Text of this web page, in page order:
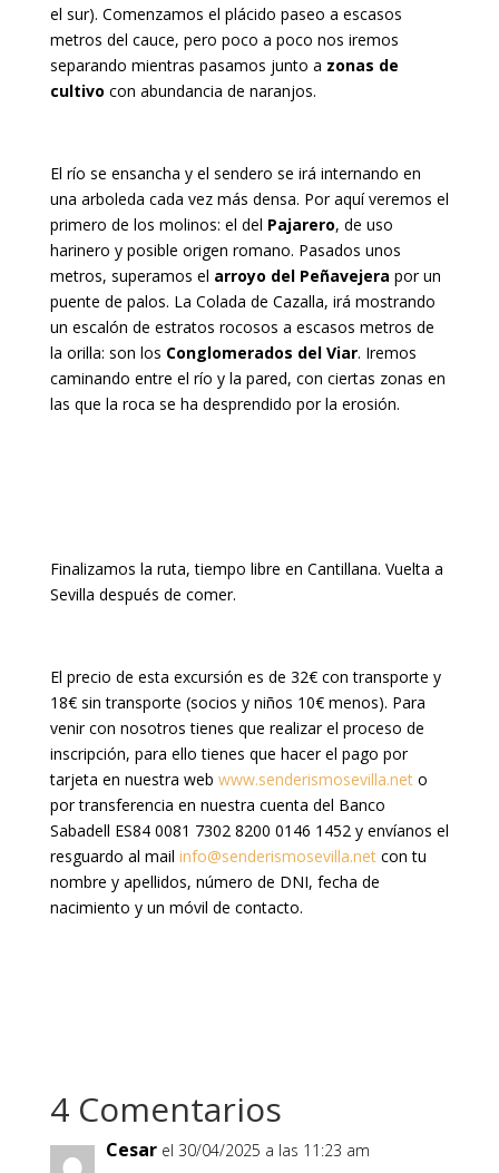
el sur). Comenzamos el plácido paseo a escasos
metros del cauce, pero poco a poco nos iremos
separando mientras pasamos junto a zonas de
cultivo con abundancia de naranjos.
El río se ensancha y el sendero se irá internando en
una arboleda cada vez más densa. Por aquí veremos el
primero de los molinos: el del Pajarero, de uso
harinero y posible origen romano. Pasados unos
metros, superamos el arroyo del Peñavejera por un
puente de palos. La Colada de Cazalla, irá mostrando
un escalón de estratos rocosos a escasos metros de
la orilla: son los Conglomerados del Viar. Iremos
caminando entre el río y la pared, con ciertas zonas en
las que la roca se ha desprendido por la erosión.
Finalizamos la ruta, tiempo libre en Cantillana. Vuelta a
Sevilla después de comer.
El precio de esta excursión es de 32€ con transporte y
18€ sin transporte (socios y niños 10€ menos). Para
venir con nosotros tienes que realizar el proceso de
inscripción, para ello tienes que hacer el pago por
tarjeta en nuestra web www.senderismosevilla.neto
por transferencia en nuestra cuenta del Banco
Sabadell ES84 0081 7302 8200 0146 1452 y envíanos el
resguardo al mail info@senderismosevilla.netcon tu
nombre y apellidos, número de DNI, fecha de
nacimiento y un móvil de contacto.
4 Comentarios
Cesar el 30/04/2025 a las 11:23 am